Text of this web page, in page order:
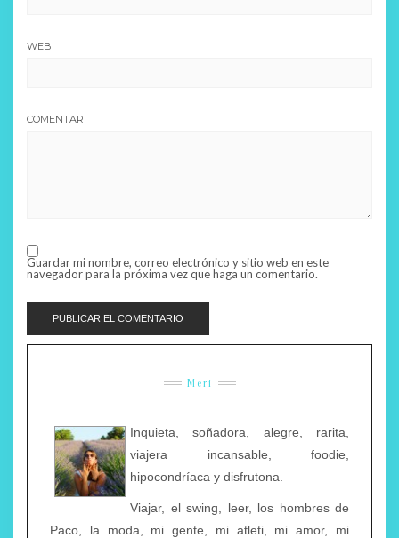
WEB
COMENTAR
Guardar mi nombre, correo electrónico y sitio web en este
navegador para la próxima vez que haga un comentario.
Meri
Inquieta, soñadora, alegre, rarita,
viajera incansable, foodie,
hipocondríaca y disfrutona.
Viajar, el swing, leer, los hombres de
Paco, la moda, mi gente, mi atleti, mi amor, mi